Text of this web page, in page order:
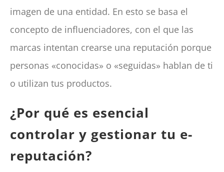
imagen de una entidad. En esto se basa el
concepto de influenciadores, con el que las
marcas intentan crearse una reputación porque
personas «conocidas» o «seguidas» hablan de ti
o utilizan tus productos.
¿Por qué es esencial
controlar y gestionar tu e-
reputación?